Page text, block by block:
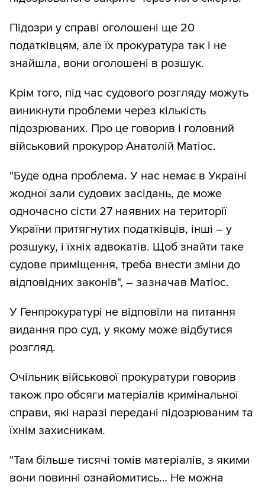
Підозри у справі оголошені ще 20
податківцям, але їх прокуратура так і не
знайшла, вони оголошені в розшук.
Крім того, під час судового розгляду можуть
виникнути проблеми через кількість
підозрюваних. Про це говорив і головний
військовий прокурор Анатолій Матіос.
"Буде одна проблема. У нас немає в Україні
жодної зали судових засідань, де може
одночасно сісти 27 наявних на території
України притягнутих податківців, інші – у
розшуку, і їхніх адвокатів. Щоб знайти таке
судове приміщення, треба внести зміни до
відповідних законів", – зазначав Матіос.
У Генпрокуратурі не відповіли на питання
видання про суд, у якому може відбутися
розгляд.
Очільник військової прокуратури говорив
також про обсяги матеріалів кримінальної
справи, які наразі передані підозрюваним та
їхнім захисникам.
"Там більше тисячі томів матеріалів, з якими
вони повинні ознайомитись… Не можна